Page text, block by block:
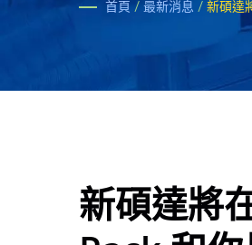
首頁 / 最新消息 / 新碩達
新碩達將